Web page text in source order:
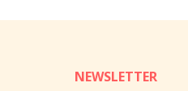
NEWSLETTER